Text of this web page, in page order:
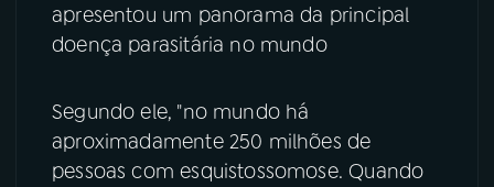
Instagram X
apresentou um panorama da principal
doença parasitária no mundo
Segundo ele, "no mundo há
aproximadamente 250 milhões de
pessoas com esquistossomose. Quando